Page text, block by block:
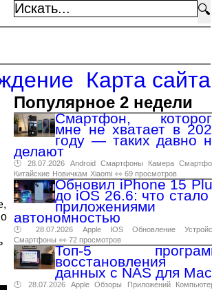
🔍
Карта сайта
Популярное 2 недели
Смартфон,
мне не хватает в
году — таких давно
делают
🕑 28.07.2026 Android Смартфоны Камера
Китайские Новичкам Xiaomi 👀 69 просмотров
Обновил iPhone 15
до iOS 26.6: что стало
приложениями
автономностью
🕑 28.07.2026 Apple IOS Обновление
Смартфоны 👀 72 просмотров
Топ-5
восстановления
данных с NAS для Mac
🕑 28.07.2026 Apple Обзоры Приложений